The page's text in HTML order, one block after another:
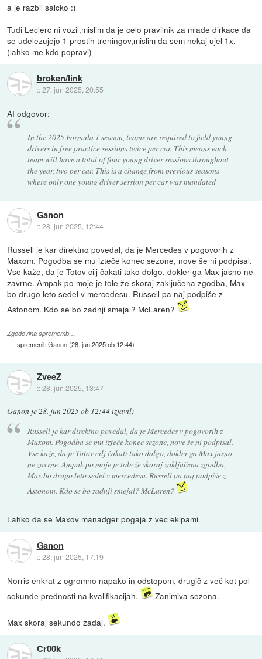
a je razbil salcko :)
Tudi Leclerc ni vozil,mislim da je celo pravilnik za mlade dirkace da
se udelezujejo 1 prostih treningov,mislim da sem nekaj ujel 1x.
(lahko me kdo popravi)
broken/link
::27. jun 2025, 20:55
AI odgovor:
In the 2025 Formula 1 season, teams are required to field young
drivers in free practice sessions twice per car. This means each
team will have a total of four young driver sessions throughout
the year, two per car. This is a change from previous seasons
where only one young driver session per car was mandated
Ganon
::28. jun 2025, 12:44
Russell je kar direktno povedal, da je Mercedes v pogovorih z
Maxom. Pogodba se mu izteče konec sezone, nove še ni podpisal.
Vse kaže, da je Totov cilj čakati tako dolgo, dokler ga Max jasno ne
zavrne. Ampak po moje je tole že skoraj zaključena zgodba, Max
bo drugo leto sedel v mercedesu. Russell pa naj podpiše z
Astonom. Kdo se bo zadnji smejal? McLaren?
Zgodovina sprememb…
spremenil:Ganon(28. jun 2025 ob 12:44)
ZveeZ
::28. jun 2025, 13:47
Ganon je28. jun 2025 ob 12:44izjavil:
Russell je kar direktno povedal, da je Mercedes v pogovorih z
Maxom. Pogodba se mu izteče konec sezone, nove še ni podpisal.
Vse kaže, da je Totov cilj čakati tako dolgo, dokler ga Max jasno
ne zavrne. Ampak po moje je tole že skoraj zaključena zgodba,
Max bo drugo leto sedel v mercedesu. Russell pa naj podpiše z
Astonom. Kdo se bo zadnji smejal? McLaren?
Lahko da se Maxov manadger pogaja z vec ekipami
Ganon
::28. jun 2025, 17:19
Norris enkrat z ogromno napako in odstopom, drugič z več kot pol
sekunde prednosti na kvalifikacijah.
Zanimiva sezona.
Max skoraj sekundo zadaj.
Cr00k